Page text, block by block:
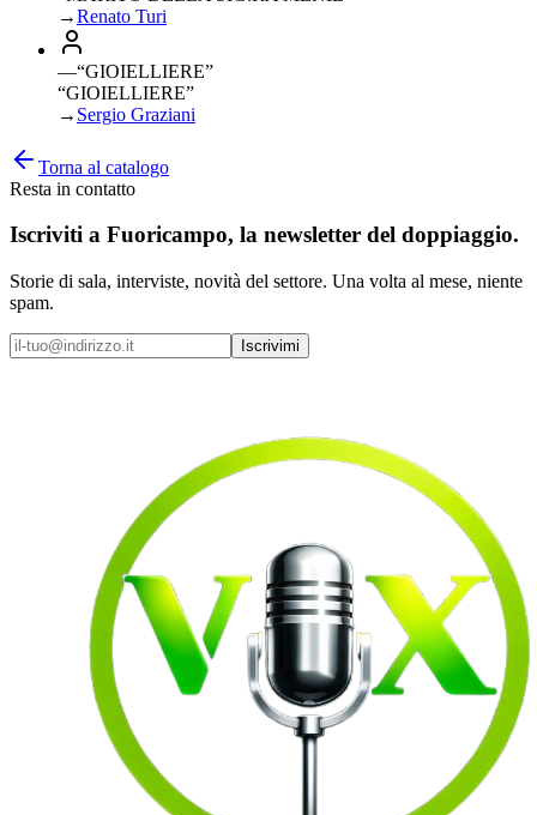
→Renato Turi
—“GIOIELLIERE”
“GIOIELLIERE”
→ Sergio Graziani
Torna al catalogo
Resta in contatto
Iscriviti a Fuoricampo, la newsletter del doppiaggio.
Storie di sala, interviste, novità del settore. Una volta al mese, niente
spam.
Iscrivimi